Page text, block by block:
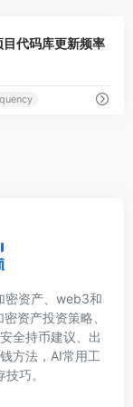
代码库更新频率
密资产、web3和
资产投资策略、
全持币建议、出
方法，AI常用工
巧。